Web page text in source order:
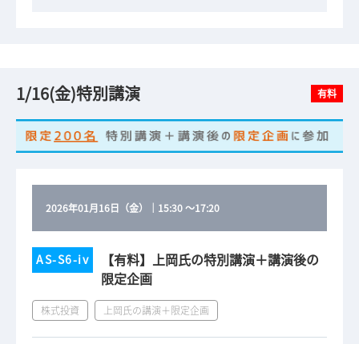
1/16(金)特別講演 有料
2026年01月16日（金） 15:30～17:20
AS-S6-iv
【有料】上岡氏の特別講演＋講演後の
限定企画
株式投資 上岡氏の講演＋限定企画